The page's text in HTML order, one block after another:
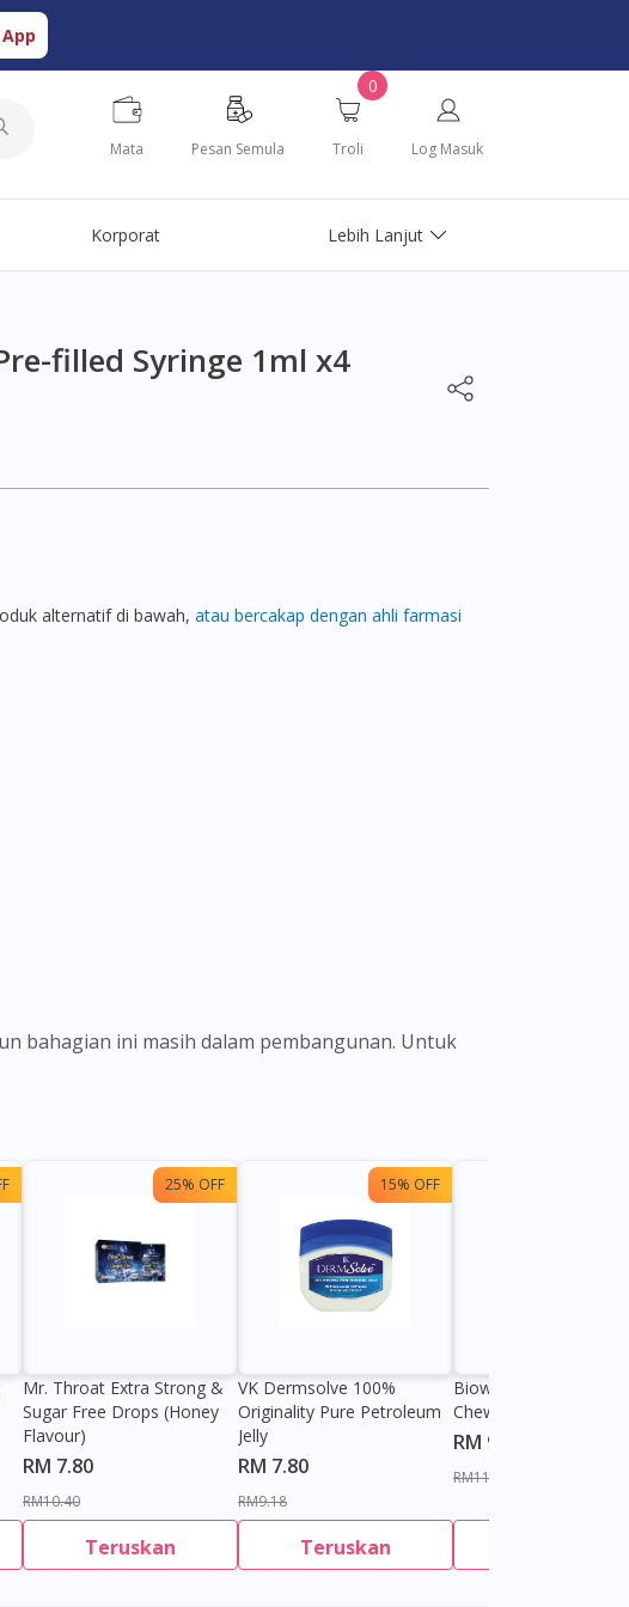
Mata Pesan Semula
0
Troli Log Masuk
Korporat Lebih Lanjut
filled Syringe 1ml x4
alternatif di bawah,atau bercakap dengan ahli farmasi
bahagian ini masih dalam pembangunan. Untuk
25% OFF
Mr. Throat Extra Strong &
Sugar Free Drops (Honey
Flavour)
RM 7.80
RM10.40
Teruskan
15% OFF
VK Dermsolve 100%
Originality Pure Petroleum
Jelly
RM 7.80
RM9.18
Teruskan
Biowell Zeero 200mg
Chewable Tablet
RM 9.80
RM11.27